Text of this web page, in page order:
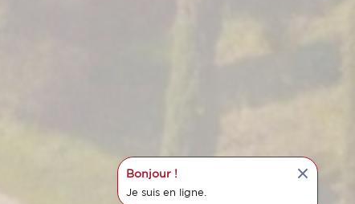
Bonjour !
Je suis en ligne.